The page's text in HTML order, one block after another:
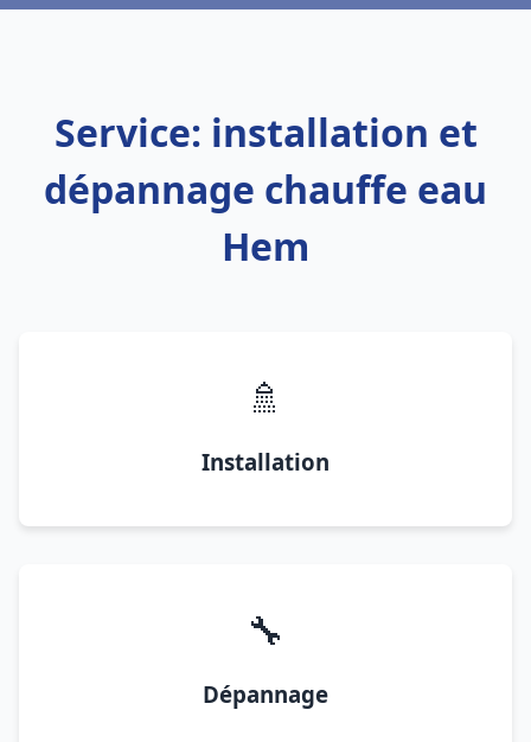
Service: installation et
dépannage chauffe eau
Hem
🚿
Installation
🔧
Dépannage